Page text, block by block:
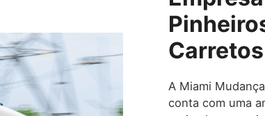
A Miami
conta com uma